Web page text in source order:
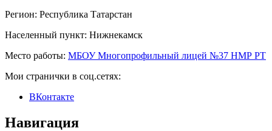
Регион: Республика Татарстан
Населенный пункт: Нижнекамск
Место работы: МБОУ Многопрофильный лицей №37 НМР РТ
Мои странички в соц.сетях:
ВКонтакте
Навигация